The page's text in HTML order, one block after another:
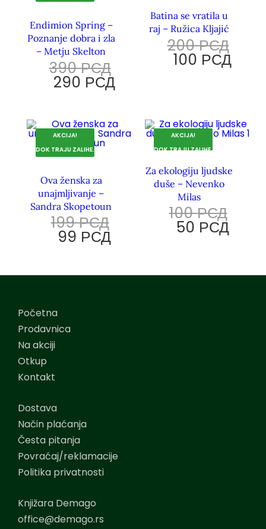
Endimion Spring –
Poznanje dobra i zla
– Metju Skelton
390РСД
290 РСД
Batina se vratila u
raj – Ružica Kljajić
200РСД
100 РСД
AKCIJA!
DOK TRAJU ZALIHE.
Ova ženska za
unajmljivanje –
Sandra Skopetoun
199РСД
99 РСД
AKCIJA!
DOK TRAJU ZALIHE.
Za ekologiju ljudske
duše – Nevenko
Milas
100РСД
50 РСД
Početna
Prodavnica
Na akciji
Otkup
Kontakt
Dostava
Način plaćanja
Česta pitanja
Povraćaj/reklamacije
Politika privatnosti
Knjižara Demago
office@demago.rs